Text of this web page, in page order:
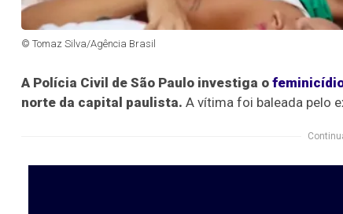
© Tomaz Silva/Agência Brasil
A Polícia Civil de São Paulo investiga o
norte da capital paulista. A vítima foi baleada pelo